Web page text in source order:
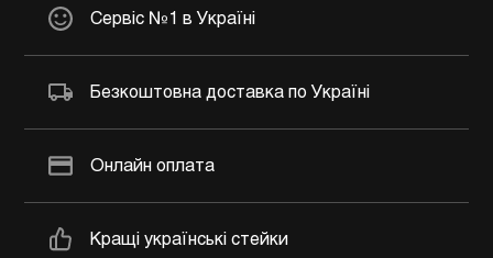
Сервіс №1 в Україні
Безкоштовна доставка по Україні
Онлайн оплата
Кращі українські стейки